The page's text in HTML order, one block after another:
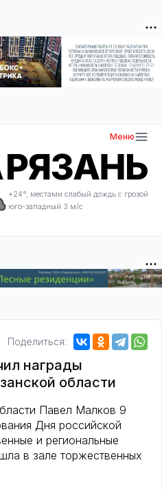
Меню
+24°, местами слабый дождь с грозой
юго-западный 3 м/с
Поделиться:
награды
области
Павел Малков 9
Дня российской
и региональные
в зале торжественных